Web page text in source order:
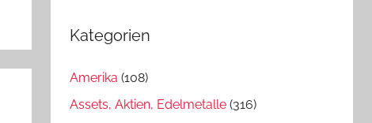
Kategorien
Amerika (108)
Assets, Aktien, Edelmetalle (316)